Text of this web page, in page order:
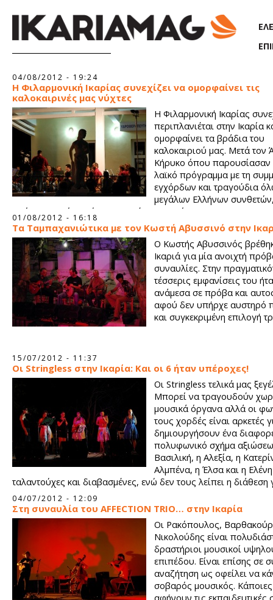
04/08/2012 - 19:24
Η Φιλαρμονική Ικαρίας συνεχίζει να ομορφαίνει τις
καλοκαιρινές μας νύχτες
Η Φιλαρμονική Ικαρίας
περιπλανιέται στην Ικαρία
ομορφαίνει τα βράδια του
καλοκαιριού μας. Μετά τον
Κήρυκο όπου παρουσίασαν
λαϊκό πρόγραμμα με τη
εγχόρδων και τραγούδια
μεγάλων Ελλήνων
από το Χριστό Ραχών και τα Θέρμα (φωτό).
01/08/2012 - 16:18
Τα Ταμπαχανιώτικα με τον Κωστή Αβυσσινό στην
O Κωστής Αβυσσινός
Ικαριά για μία ανοιχτή
συναυλίες. Στην
τέσσερις εμφανίσεις του
ανάμεσα σε πρόβα και
αφού δεν υπήρχε αυστηρό
και συγκεκριμένη επιλογή
15/07/2012 - 11:37
Οι Stringless στην Ικαρία: Και οι 6 ήταν υπέροχες!
Οι Stringless τελικά μας
Μπορεί να τραγουδούν
μουσικά όργανα αλλά οι
τους χορδές είναι αρκετές
δημιουργήσουν ένα
πολυφωνικό σχήμα
Βασιλική, η Αλεξία, η
Αλμπένα, η Έλσα και η Ελένη
ταλαντούχες και διαβασμένες, ενώ δεν τους λείπει η διάθεση
πειραματισμό και παιχνίδι.
04/07/2012 - 12:09
Στη συναυλία του AFFECTION TRIO… στην Ικαρία
Οι Ρακόπουλος,
Νικολούδης είναι
δραστήριοι μουσικοί
επιπέδου. Είναι επίσης σε
αναζήτηση ως οφείλει να
σοβαρός μουσικός. Κάποιες
αφήνουν τις εκπαιδευτικές